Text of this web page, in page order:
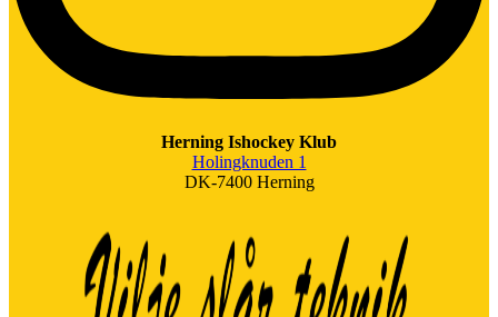
Herning Ishockey Klub
Holingknuden 1
DK-7400 Herning